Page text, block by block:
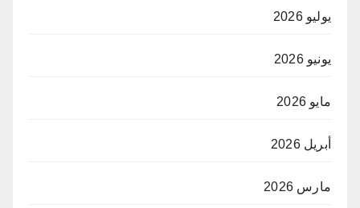
يوليو 2026
يونيو 2026
مايو 2026
أبريل 2026
مارس 2026